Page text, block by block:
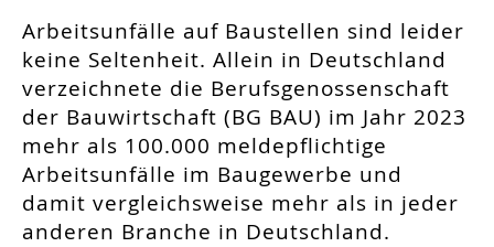
Arbeitsunfälle auf Baustellen sind leider
keine Seltenheit. Allein in Deutschland
verzeichnete die Berufsgenossenschaft
der Bauwirtschaft (BG BAU) im Jahr 2023
mehr als 100.000 meldepflichtige
Arbeitsunfälle im Baugewerbe und
damit vergleichsweise mehr als in jeder
anderen Branche in Deutschland.